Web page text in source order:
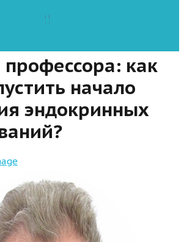
как
начало
эндокринных